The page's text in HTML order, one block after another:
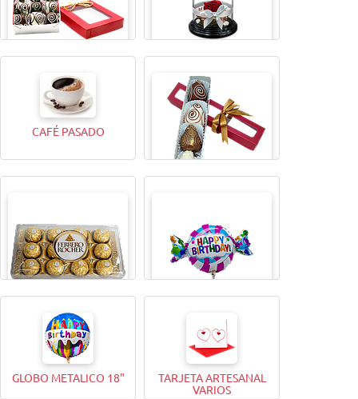
CAJITA MAGICAX9 TODA UNA VIDA ROSA
CAFÉ PASADO
BOMBONES FERRERO
ROCHER (12 Unidades)
GLOBO METALICO 9"
GLOBO METALICO 18"
TARJETA ARTESANAL
VARIOS